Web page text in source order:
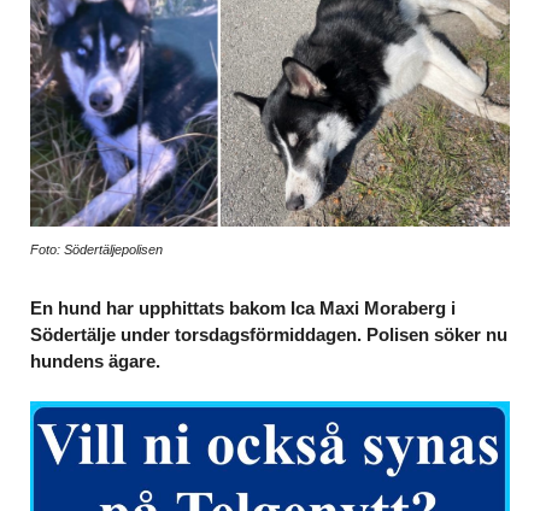
Foto: Södertäljepolisen
En hund har upphittats bakom Ica Maxi Moraberg i
Södertälje under torsdagsförmiddagen. Polisen söker nu
hundens ägare.